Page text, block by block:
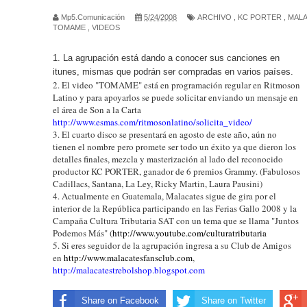
CARÍN LEÓN ARRASA EN EL FESTIVAL DE VIÑA
VOZ Y CARISMA
Llega el esperado tercer video documental de la
Andres Parra Tour Venga que si es pa’ eso
AGINPRO y FUNDADELA ENTREGAN LA BECA
CARIN LEÓN CONQUISTA EL PRIMER PREMIO
CIRCO TIHANY HIZO SU DEBUT ESPECTACULAR
SUNDAY FUNDAY REGRESA E INAUGURA LOS
SECO, EL NUEVOTRABAJODE ARJONA, APENAS
Mp5.Comunicación 5/24/2008 ARCHIVO KC PORTER
TOMAME
VIDEOS
1. La agrupación está dando a conocer sus canciones en
itunes, mismas que podrán ser compradas en varios países.
2. El video "TOMAME" estáen programación regularen Ritmoson
Latino y para apoyarlos se puede solicitar enviando un mensaje en
el área de Son a la Carta
http://www.esmas.com/ritmosonlatino/solicita_video/
3. El cuarto disco se presentaráen agosto de este año, aún no
tienen el nombre pero promete ser todo un éxito ya que dieron los
detalles finales, mezcla y masterización al lado del reconocido
productor KC PORTER, ganador de 6 premios Grammy. (Fabulosos
Cadillacs, Santana, La Ley, Ricky Martin, Laura Pausini)
4. Actualmenteen Guatemala,Malacatessigue de gira por el
interior de la República participando en las Ferias Gallo 2008 y la
Campaña Cultura Tributaria SAT con un tema que se llama "Juntos
Podemos Más" (http://www.youtube.com/culturatributaria
5. Si eres seguidor de la agrupación ingresa a su Club de Amigos
en http://www.malacatesfansclub.com,
http://malacatestrebolshop.blogspot.com
Share on Facebook Share on Twitter